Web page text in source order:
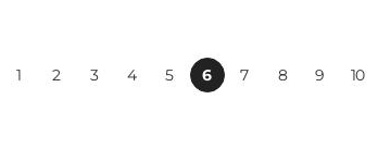
1 2 3 4 5 6 7 8 9 10